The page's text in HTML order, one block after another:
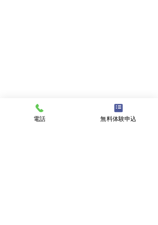
電話 無料体験申込